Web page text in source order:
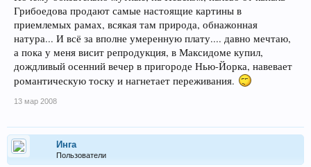
Грибоедова продают самые настоящие картины в
приемлемых рамах, всякая там природа, обнажонная
натура... И всё за вполне умеренную плату.... давно мечтаю,
а пока у меня висит репродукция, в Максидоме купил,
дождливый осенний вечер в пригороде Нью-Йорка, навевает
романтическую тоску и нагнетает переживания.
13 мар 2008
Инга
Пользователи